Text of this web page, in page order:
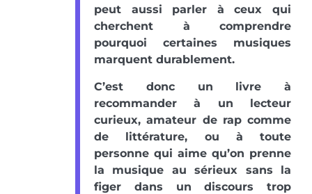
peut aussi parler à ceux qui
cherchent à comprendre
pourquoi certaines musiques
marquent durablement.
C’est donc un livre à
recommander à un lecteur
curieux, amateur de rap comme
de littérature, ou à toute
personne qui aime qu’on prenne
la musique au sérieux sans la
figer dans un discours trop